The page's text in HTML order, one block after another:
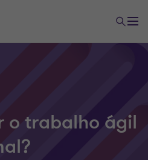
o trabalho ágil